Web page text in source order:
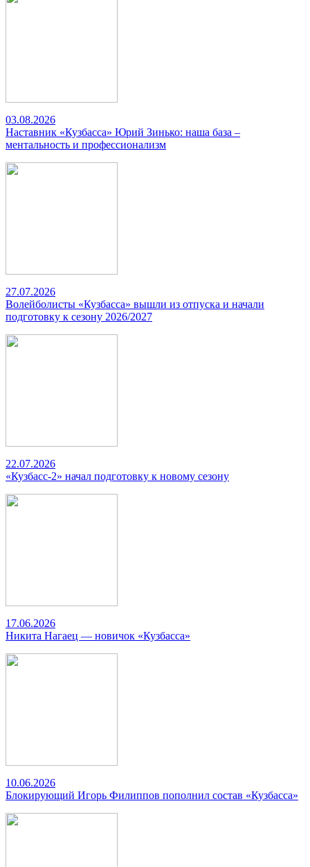
03.08.2026
Наставник «Кузбасса» Юрий Зинько: наша база –
ментальность и профессионализм
27.07.2026
Волейболисты «Кузбасса» вышли из отпуска и начали
подготовку к сезону 2026/2027
22.07.2026
«Кузбасс-2» начал подготовку к новому сезону
17.06.2026
Никита Нагаец — новичок «Кузбасса»
10.06.2026
Блокирующий Игорь Филиппов пополнил состав «Кузбасса»